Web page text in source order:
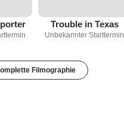
Trouble in Texas
Unbekannter Starttermin
Filmographie